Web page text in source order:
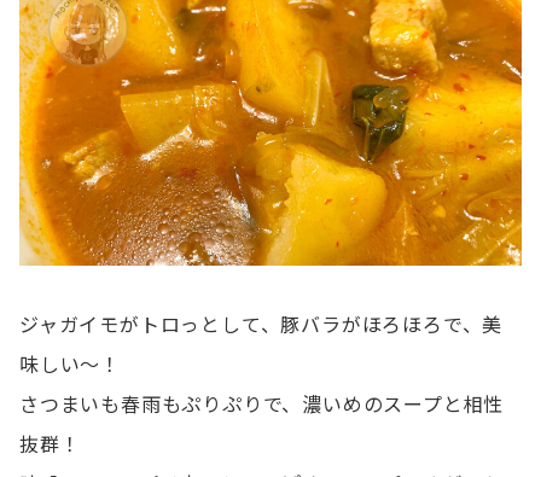
ジャガイモがトロっとして、豚バラがほろほろで、美
味しい〜！
さつまいも春雨もぷりぷりで、濃いめのスープと相性
抜群！